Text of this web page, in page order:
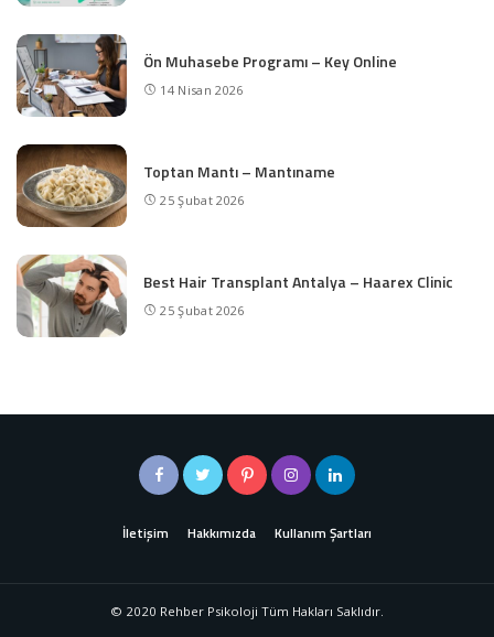
Ön Muhasebe Programı – Key Online
14 Nisan 2026
Toptan Mantı – Mantıname
25 Şubat 2026
Best Hair Transplant Antalya – Haarex Clinic
25 Şubat 2026
İletişim Hakkımızda Kullanım Şartları
© 2020 Rehber Psikoloji Tüm Hakları Saklıdır.